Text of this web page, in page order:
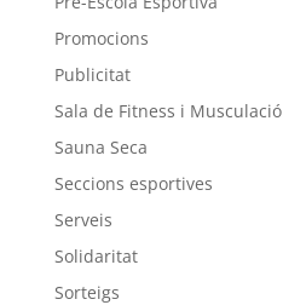
Promocions
Publicitat
Sala de Fitness i Musculació
Sauna Seca
Seccions esportives
Serveis
Solidaritat
Sorteigs